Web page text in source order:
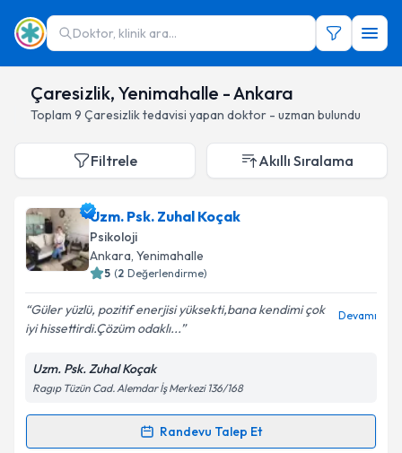
Doktor, klinik ara...
Çaresizlik, Yenimahalle - Ankara
Toplam 9 Çaresizliktedavisi yapan doktor - uzman bulundu
Filtrele Akıllı Sıralama
Uzm. Psk. Zuhal Koçak
Psikoloji
Ankara, Yenimahalle
5 (2 Değerlendirme)
Güler yüzlü, pozitif enerjisi yüksekti,bana kendimi çok
iyi hissettirdi.Çözüm odaklı...
Devamı
Uzm. Psk. Zuhal Koçak
Ragıp Tüzün Cad. Alemdar İş Merkezi 136/168
Randevu Talep Et
Randevu Takvimi Talebi